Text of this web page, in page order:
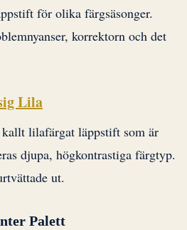
för olika färgsäsonger.
korrektorn och det
Lila
lilafärgat läppstift som är
djupa, högkontrastiga färgtyp.
ut.
Palett